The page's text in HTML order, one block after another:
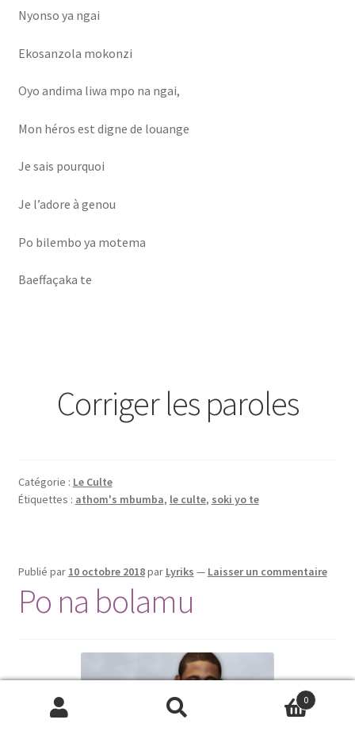
Nyonso ya ngai
Ekosanzola mokonzi
Oyo andima liwa mpo na ngai,
Mon héros est digne de louange
Je sais pourquoi
Je l’adore à genou
Po bilembo ya motema
Baeffaçaka te
Corriger les paroles
Catégorie : Le Culte
Étiquettes : athom's mbumba, le culte, soki yo te
Publié par 10 octobre 2018par Lyriks — Laisser un commentaire
Po na bolamu
Recherche
Recherche
0